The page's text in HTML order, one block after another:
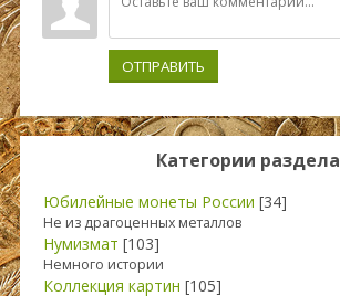
ОТПРАВИТЬ
Категории раздела
Юбилейные монеты России [34]
Не из драгоценных металлов
Нумизмат [103]
Немного истории
Коллекция картин [105]